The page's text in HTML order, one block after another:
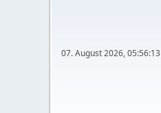
07. August 2026, 05:56:13